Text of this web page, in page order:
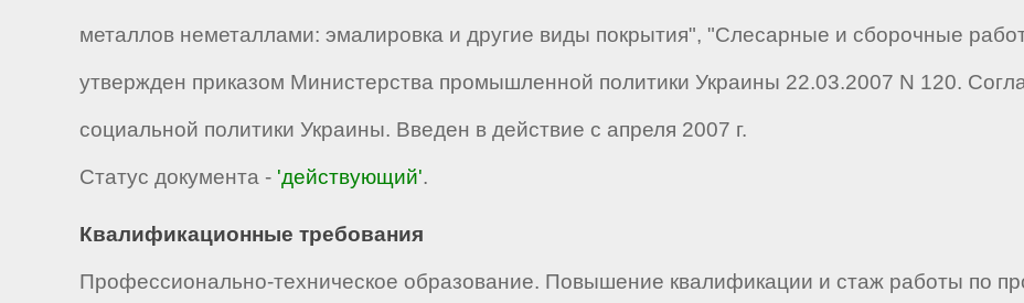
металлов неметаллами: эмалировка и другие виды покрытия", "Слесарные и сборочные
утвержден приказом Министерства промышленной политики Украины 22.03.2007 N 120.
социальной политики Украины. Введен в действие с апреля 2007 г.
Статус документа - 'действующий'.
Квалификационные требования
Профессионально-техническое образование. Повышение квалификации и стаж работы по